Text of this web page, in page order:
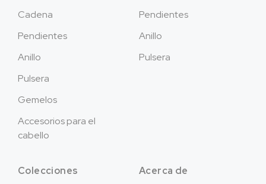
Cadena
Pendientes
Anillo
Pulsera
Gemelos
Accesorios para el
cabello
Pendientes
Anillo
Pulsera
Colecciones
Acerca de